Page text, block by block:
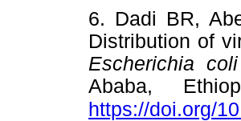
6. Dadi BR,
Distribution of
Escherichia coli
Ababa,
https://doi.org/